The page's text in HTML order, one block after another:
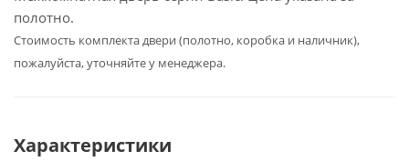
полотно.
Cтоимость комплекта двери (полотно, коробка и наличник),
пожалуйста, уточняйте у менеджера.
Характеристики